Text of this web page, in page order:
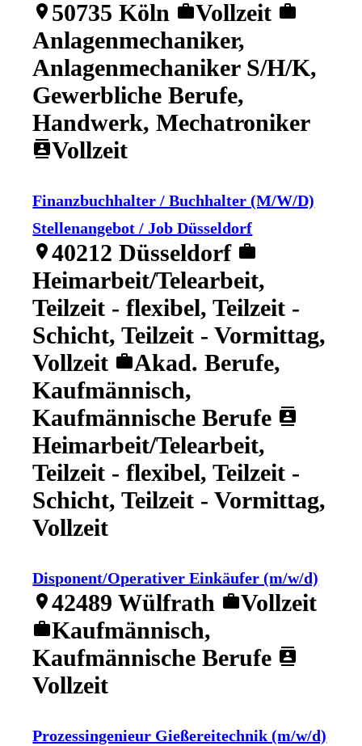
location_on 50735 Köln workVollzeit work
Anlagenmechaniker,
Anlagenmechaniker S/H/K,
Gewerbliche Berufe,
Handwerk, Mechatroniker
contactsVollzeit
Finanzbuchhalter / Buchhalter (M/W/D)
Stellenangebot / Job Düsseldorf
location_on40212 Düsseldorf work
Heimarbeit/Telearbeit,
Teilzeit - flexibel, Teilzeit -
Schicht, Teilzeit - Vormittag,
Vollzeit workAkad. Berufe,
Kaufmännisch,
Kaufmännische Berufe contacts
Heimarbeit/Telearbeit,
Teilzeit - flexibel, Teilzeit -
Schicht, Teilzeit - Vormittag,
Vollzeit
Disponent/Operativer Einkäufer (m/w/d)
location_on42489 Wülfrath workVollzeit
workKaufmännisch,
Kaufmännische Berufe contacts
Vollzeit
Prozessingenieur Gießereitechnik (m/w/d)